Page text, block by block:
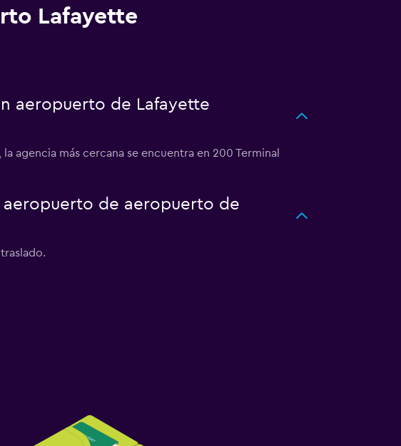
Lafayette
aeropuerto de Lafayette
agencia más cercana se encuentra en 200 Terminal
de aeropuerto de